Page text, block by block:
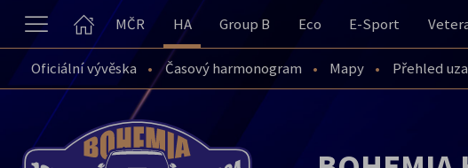
MČR HA Group B Eco E-Sport
Oficiální vývěska Časový harmonogram Mapy Přehled